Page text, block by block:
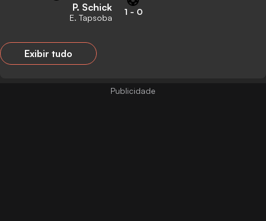
P. Schick
E. Tapsoba
1 - 0
Exibir tudo